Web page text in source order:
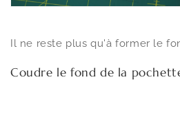
Il ne reste plus qu'à former le
Coudre le fond de la